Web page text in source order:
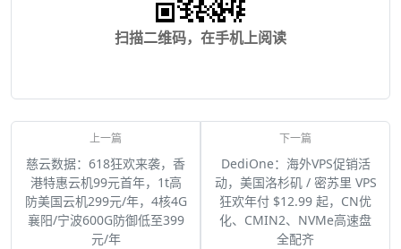
扫描二维码，在手机上阅读
慈云数据：618狂欢来袭，香
港特惠云机99元首年，1t高
防美国云机299元/年，4核4G
襄阳/宁波600G防御低至399
元/年
DediOne：海外VPS促销活
动，美国洛杉矶 / 密苏里 VPS
狂欢年付 $12.99 起，CN优
化、CMIN2、NVMe高速盘
全配齐